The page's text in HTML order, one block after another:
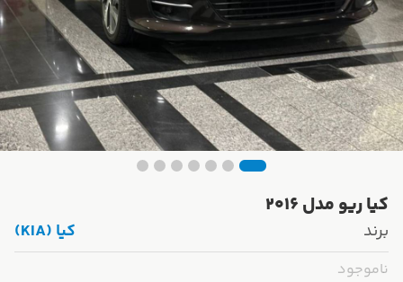
کیا ریو مدل ۲۰۱۶
برند کیا (KIA)
ناموجود